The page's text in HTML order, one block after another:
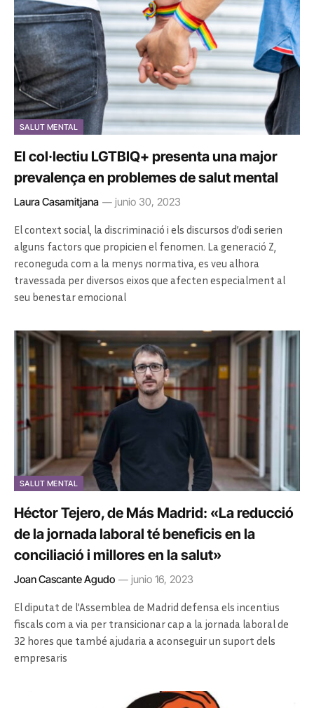
SALUT MENTAL
El col·lectiu LGTBIQ+ presenta una major
prevalença en problemes de salut mental
Laura Casamitjana junio 30, 2023
El context social, la discriminació i els discursos d’odi serien
alguns factors que propicien el fenomen. La generació Z,
reconeguda com a la menys normativa, es veu alhora
travessada per diversos eixos que afecten especialment al
seu benestar emocional
SALUT MENTAL
Héctor Tejero, de Más Madrid: «La reducció
de la jornada laboral té beneficis en la
conciliació i millores en la salut»
Joan Cascante Agudo junio 16, 2023
El diputat de l’Assemblea de Madrid defensa els incentius
fiscals com a via per transicionar cap a la jornada laboral de
32 hores que també ajudaria a aconseguir un suport dels
empresaris